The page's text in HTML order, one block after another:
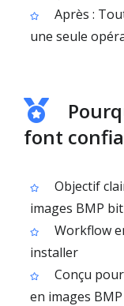
Après :
une seule
font
Objectif
images BMP
Workflow
installer
Conçu
en images BMP